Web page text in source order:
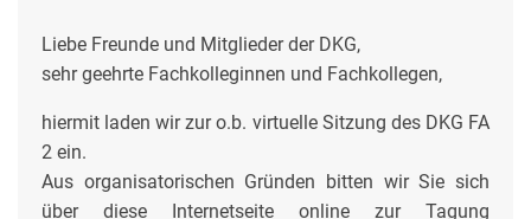
Liebe Freunde und Mitglieder der DKG,
sehr geehrte Fachkolleginnen und Fachkollegen,
hiermit laden wir zur o.b. virtuelle Sitzung des DKG FA
2 ein.
Aus organisatorischen Gründen bitten wir Sie sich
über diese Internetseite online zur Tagung